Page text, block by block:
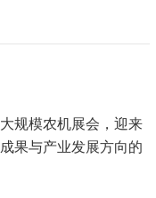
规模农机展会，迎来
果与产业发展方向的